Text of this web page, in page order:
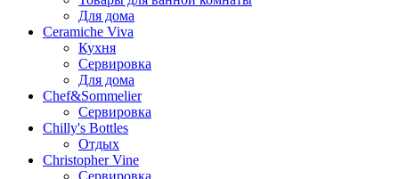
Для дома
Ceramiche Viva
Кухня
Сервировка
Для дома
Chef&Sommelier
Сервировка
Chilly's Bottles
Отдых
Christopher Vine